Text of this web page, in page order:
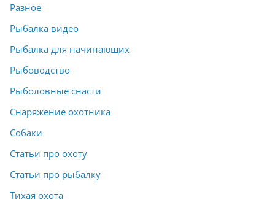
Разное
Рыбалка видео
Рыбалка для начинающих
Рыбоводство
Рыболовные снасти
Снаряжение охотника
Собаки
Статьи про охоту
Статьи про рыбалку
Тихая охота